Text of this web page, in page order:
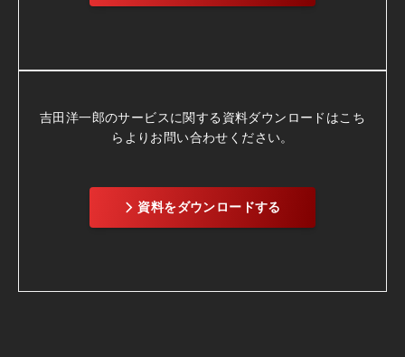
吉田洋一郎のサービスに関する資料ダウンロードはこち
らよりお問い合わせください。
資料をダウンロードする